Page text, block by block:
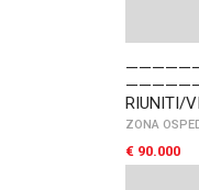
——————-
RIUNITI/
ZONA
€ 90.000